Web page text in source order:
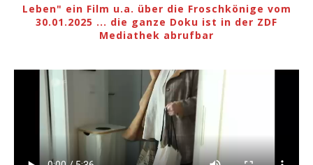
Leben" ein Film u.a. über die Froschkönige vom
30.01.2025 ... die ganze Doku ist in der ZDF
Mediathek abrufbar